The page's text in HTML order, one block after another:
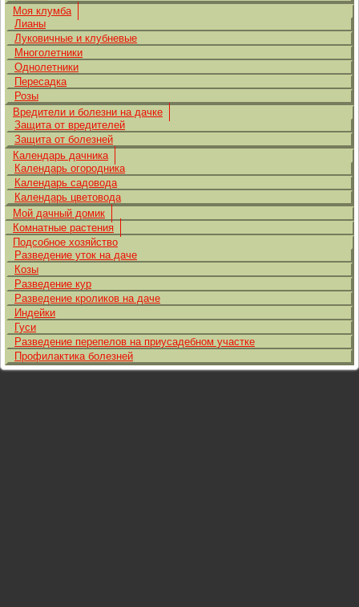
Моя клумба
Лианы
Луковичные и клубневые
Многолетники
Однолетники
Пересадка
Розы
Вредители и болезни на дачке
Защита от вредителей
Защита от болезней
Календарь дачника
Календарь огородника
Календарь садовода
Календарь цветовода
Мой дачный домик
Комнатные растения
Подсобное хозяйство
Разведение уток на даче
Козы
Разведение кур
Разведение кроликов на даче
Индейки
Гуси
Разведение перепелов на приусадебном участке
Профилактика болезней